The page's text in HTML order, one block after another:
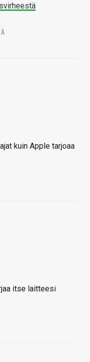
kuin Apple tarjoaa
itse laitteesi